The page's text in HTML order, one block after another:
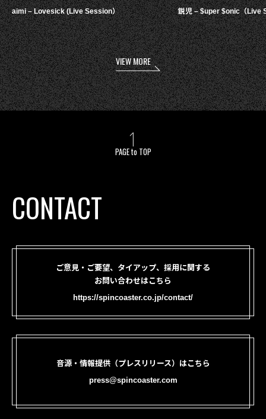
aimi – Lovesick (Live Session） 鋭児 – $uper $onic（Live
VIEW MORE
PAGE to TOP
CONTACT
ご意見・ご要望、タイアップ、採用に関する
お問い合わせはこちら
https://spincoaster.co.jp/contact/
音源・情報提供（プレスリリース）はこちら
press@spincoaster.com